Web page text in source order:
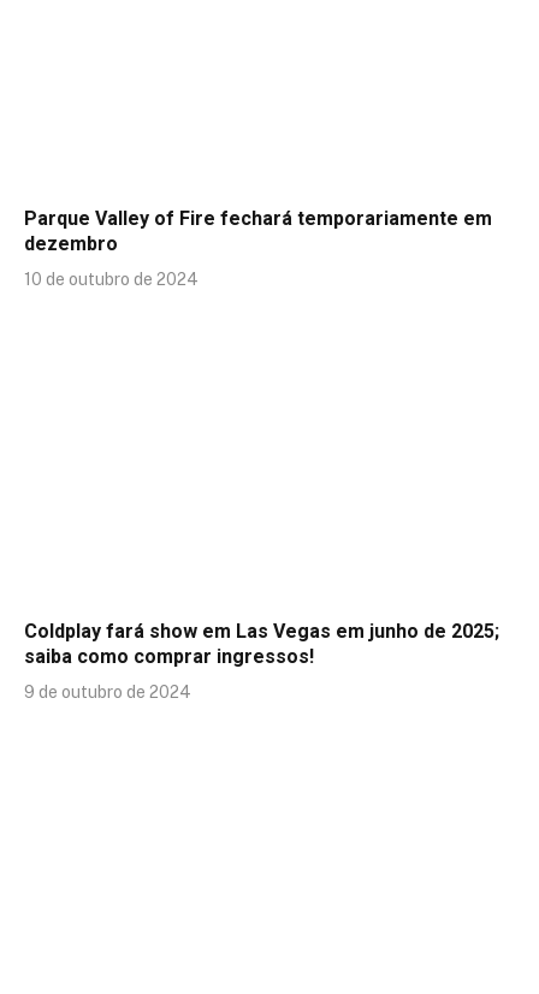
Parque Valley of Fire fechará temporariamente em
dezembro
10 de outubro de 2024
Coldplay fará show em Las Vegas em junho de 2025;
saiba como comprar ingressos!
9 de outubro de 2024